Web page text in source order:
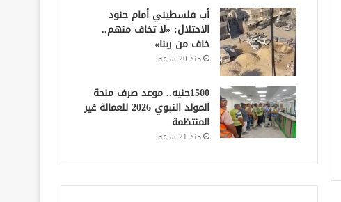
أب فلسطيني أمام جنود
الاحتلال: «لا تخاف منهم..
خاف من ربنا»
منذ 20 ساعة
1500جنيه.. موعد صرف منحة
المولد النبوي 2026 للعمالة غير
المنتظمة
منذ 21 ساعة